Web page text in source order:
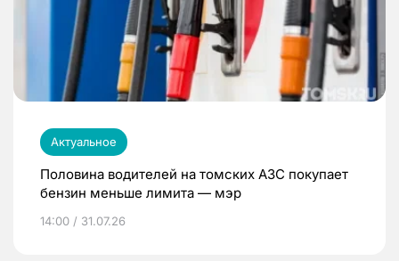
Актуальное
Половина водителей на томских АЗС покупает
бензин меньше лимита — мэр
14:00 / 31.07.26